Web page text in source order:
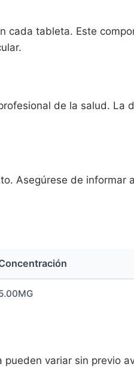
tableta. Este
de la salud. La
Asegúrese de informar
pueden variar sin previo